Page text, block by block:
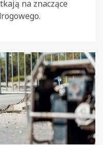
na znaczące